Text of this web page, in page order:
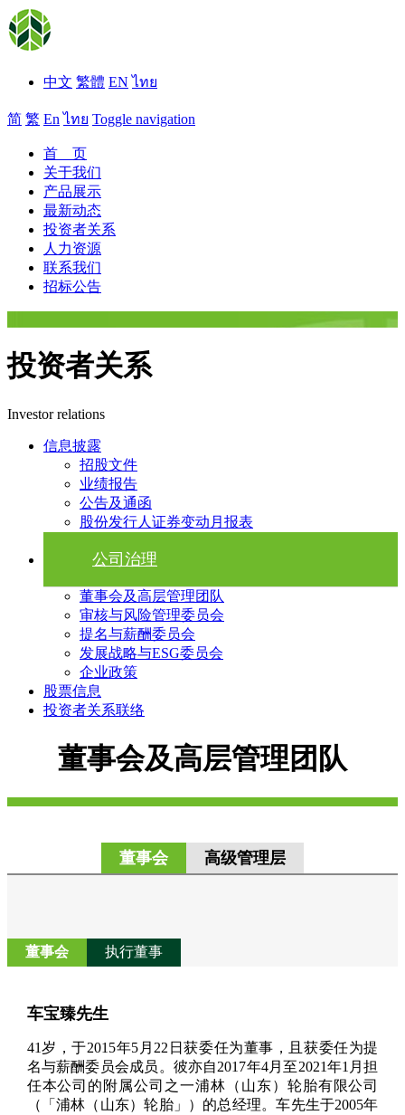
中文 繁體 EN ไทย
简 繁 En ไทย Toggle navigation
首 页
关于我们
产品展示
最新动态
投资者关系
人力资源
联系我们
招标公告
投资者关系
Investor relations
信息披露
招股文件
业绩报告
公告及通函
股份发行人证券变动月报表
公司治理
董事会及高层管理团队
审核与风险管理委员会
提名与薪酬委员会
发展战略与ESG委员会
企业政策
股票信息
投资者关系联络
董事会及高层管理团队
董事会 高级管理层
董事会 执行董事
车宝臻先生
41岁，于2015年5月22日获委任为董事，且获委任为提
名与薪酬委员会成员。彼亦自2017年4月至2021年1月担
任本公司的附属公司之一浦林（山东）轮胎有限公司
（「浦林（山东）轮胎」）的总经理。车先生于2005年